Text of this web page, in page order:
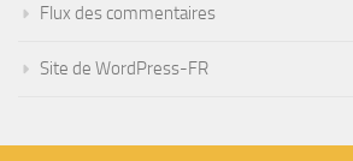
Flux des commentaires
Site de WordPress-FR